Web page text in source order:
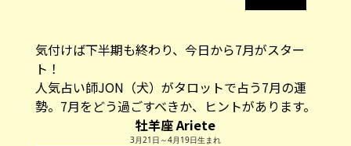
気付けば下半期も終わり、今日から7月がスター
ト！
人気占い師JON（犬）がタロットで占う7月の運
勢。7月をどう過ごすべきか、ヒントがあります。
牡羊座 Ariete
3月21日～4月19日生まれ